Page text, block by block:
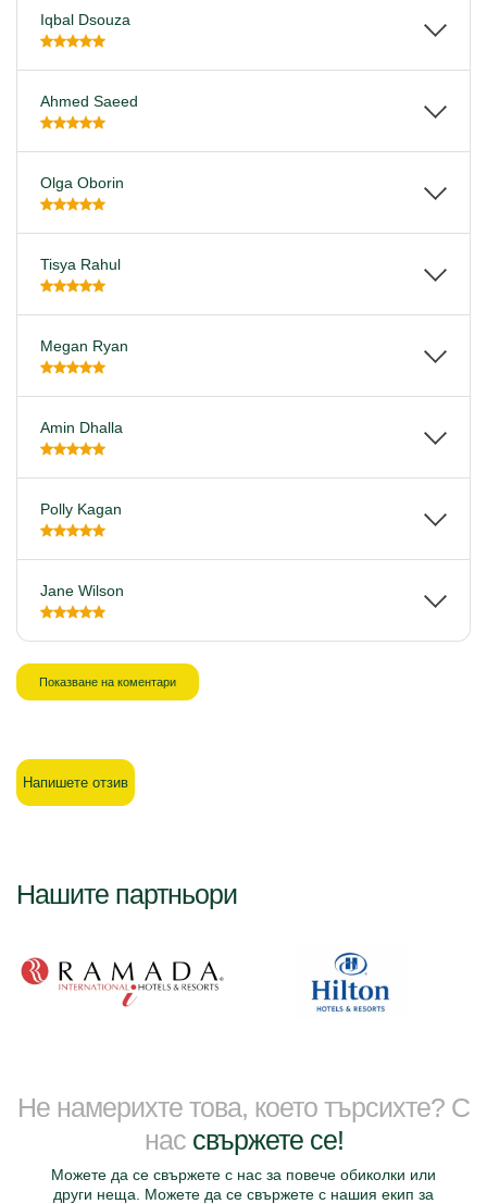
Iqbal Dsouza
Ahmed Saeed
Olga Oborin
Tisya Rahul
Megan Ryan
Amin Dhalla
Polly Kagan
Jane Wilson
Показване на коментари
Напишете отзив
Нашите партньори
Не намерихте това, което търсихте? С
нас свържете се!
Можете да се свържете с нас за повече обиколки или
други неща. Можете да се свържете с нашия екип за